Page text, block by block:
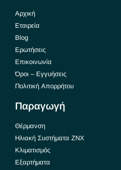
Αρχική
Εταιρεία
Blog
Ερωτήσεις
Επικοινωνία
Όροι – Εγγυήσεις
Πολιτική Απορρήτου
Παραγωγή
Θέρμανση
Ηλιακή Συστήματα ΖΝΧ
Κλιματισμός
Εξαρτήματα